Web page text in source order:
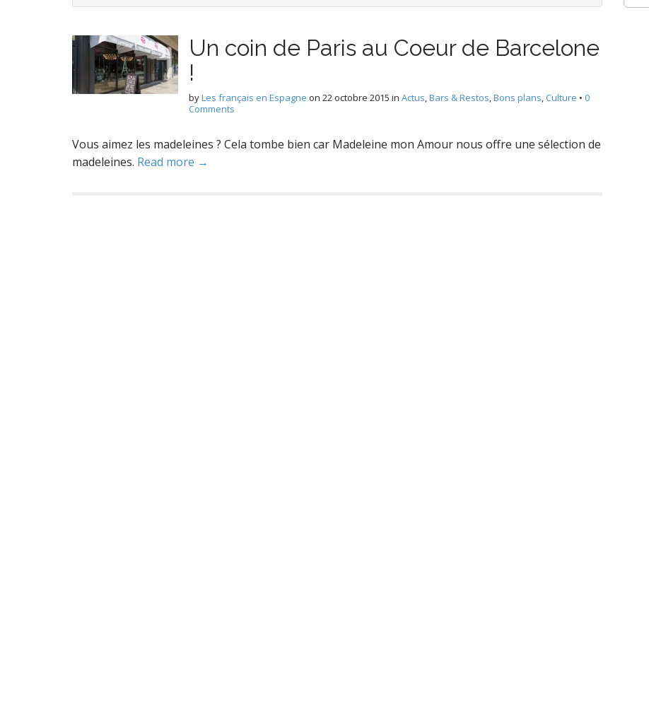
Un coin de Paris au Coeur de Barcelone
!
byLes français en Espagne on 22 octobre 2015 in Actus,Bars & Restos,Bons plans, Culture • 0
Comments
Vous aimez les madeleines ? Cela tombe bien car Madeleine mon Amour nous offre une sélection de
madeleines. Read more →